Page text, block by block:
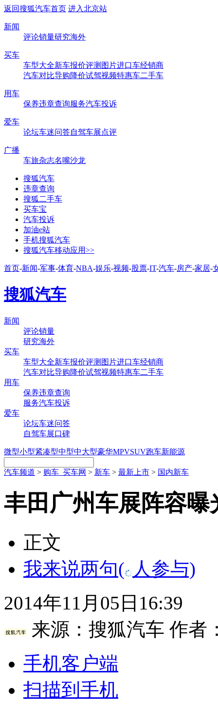
返回搜狐汽车首页 进入北京站
新闻
评论销量研究海外
买车
车型大全新车报价评测 图片进口车经销商
汽车对比导购降价试驾视频特惠车二手车
用车
保养违章查询服务汽车投诉
爱车
论坛车迷问答自驾车展点评
广播
车旅杂志名嘴沙龙
搜狐汽车
违章查询
搜狐二手车
买车宝
汽车投诉
加油e站
手机搜狐汽车
搜狐汽车移动应用>>
首页-新闻-军事-体育-NBA-娱乐-视频-股票-IT-汽车-房产-家居-
搜狐汽车
新闻
评论销量
研究海外
买车
车型大全新车报价评测 图片进口车经销商
汽车对比导购降价试驾视频特惠车二手车
用车
保养违章查询
服务汽车投诉
爱车
论坛车迷问答
自驾车展口碑
微型小型紧凑型中型中大型豪华MPVSUV跑车新能源
汽车频道 > 购车_买车网 > 新车 > 最新上市 > 国内新车
丰田广州车展阵容
正文
我来说两句( 人参与)
2014年11月05日16:39
来源： 搜狐汽车 作者
手机客户端
扫描到手机